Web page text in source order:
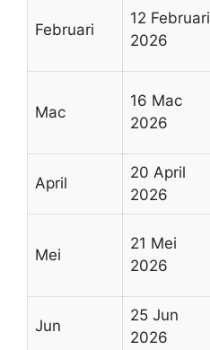
Februari
12 Februari
2026
Mac
16 Mac
2026
April
20 April
2026
Mei
21 Mei
2026
Jun
25 Jun
2026